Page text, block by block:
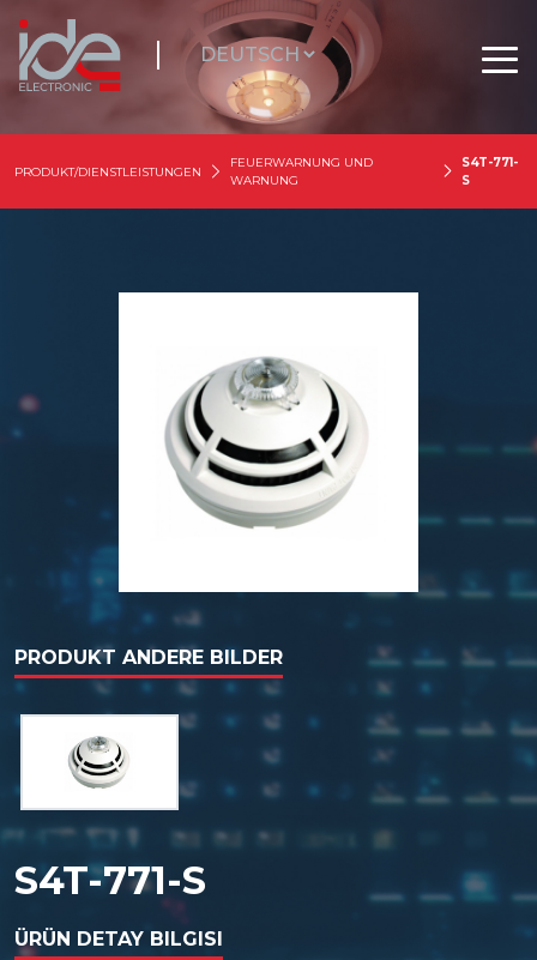
PRODUKT/DIENSTLEISTUNGEN
FEUERWARNUNG UND
WARNUNG
S4T-771-
S
PRODUKT ANDERE BILDER
S4T-771-S
ÜRÜN DETAY BILGISI